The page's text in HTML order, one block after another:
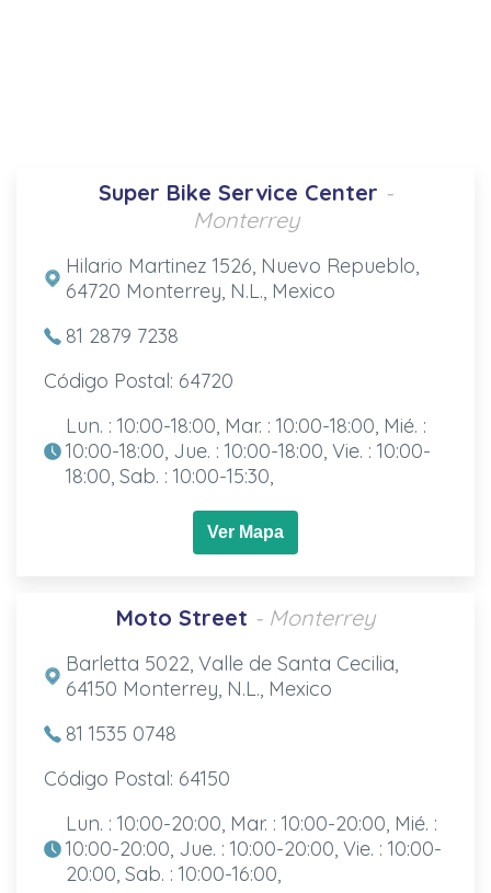
Super Bike Service Center -
Monterrey
Hilario Martinez 1526, Nuevo Repueblo,
64720 Monterrey, N.L., Mexico
81 2879 7238
Código Postal: 64720
Lun. : 10:00-18:00, Mar. : 10:00-18:00, Mié. :
10:00-18:00, Jue. : 10:00-18:00, Vie. : 10:00-
18:00, Sab. : 10:00-15:30,
Ver Mapa
Moto Street - Monterrey
Barletta 5022, Valle de Santa Cecilia,
64150 Monterrey, N.L., Mexico
81 1535 0748
Código Postal: 64150
Lun. : 10:00-20:00, Mar. : 10:00-20:00, Mié. :
10:00-20:00, Jue. : 10:00-20:00, Vie. : 10:00-
20:00, Sab. : 10:00-16:00,